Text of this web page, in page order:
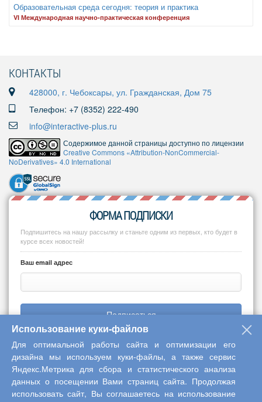
Образовательная среда сегодня: теория и практика
VI Международная научно-практическая конференция
КОНТАКТЫ
428000, г. Чебоксары, ул. Гражданская, Дом 75
Телефон: +7 (8352) 222-490
info@interactive-plus.ru
Содержимое данной страницы доступно по лицензии
Creative Commons «Attribution-NonCommercial-
NoDerivatives» 4.0 International
ФОРМА ПОДПИСКИ
Подпишитесь на нашу рассылку и станьте одним из первых, кто будет в
курсе всех новостей!
Ваш email адрес
Подписаться
Copyright © 2013-2026 Центр научного сотрудничества «Интерактив
плюс»
Использование куки-файлов
Для оптимальной работы сайта и оптимизации его
дизайна мы используем куки-файлы, а также сервис
Яндекс.Метрика для сбора и статистического анализа
данных о посещении Вами страниц сайта. Продолжая
использовать сайт, Вы соглашаетесь на использование